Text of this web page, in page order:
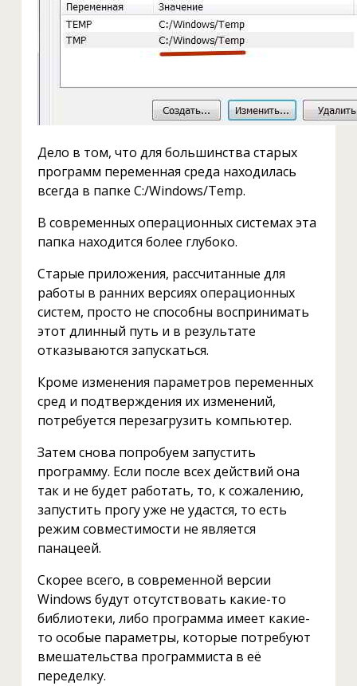
Дело в том, что для большинства старых
программ переменная среда находилась
всегда в папке C:/Windows/Temp.
В современных операционных системах эта
папка находится более глубоко.
Старые приложения, рассчитанные для
работы в ранних версиях операционных
систем, просто не способны воспринимать
этот длинный путь и в результате
отказываются запускаться.
Кроме изменения параметров переменных
сред и подтверждения их изменений,
потребуется перезагрузить компьютер.
Затем снова попробуем запустить
программу. Если после всех действий она
так и не будет работать, то, к сожалению,
запустить прогу уже не удастся, то есть
режим совместимости не является
панацеей.
Скорее всего, в современной версии
Windows будут отсутствовать какие-то
библиотеки, либо программа имеет какие-
то особые параметры, которые потребуют
вмешательства программиста в её
переделку.